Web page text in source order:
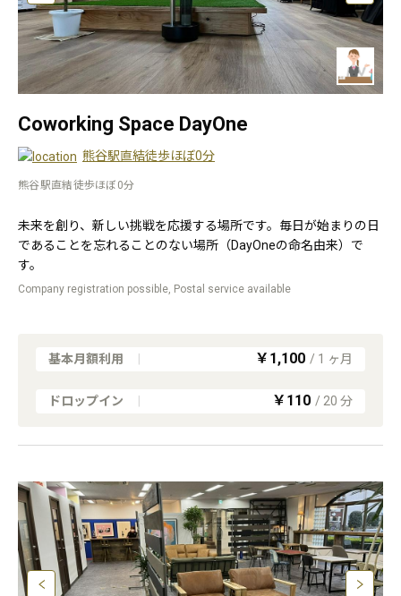
Coworking Space DayOne
熊谷駅直結徒歩ほぼ0分
熊谷駅直結徒歩ほぼ0分
未来を創り、新しい挑戦を応援する場所です。毎日が始まりの日
であることを忘れることのない場所（DayOneの命名由来）で
す。
Company registration possible, Postal service available
基本月額利用 ￥1,100 / 1 ヶ月
ドロップイン ￥110 / 20 分